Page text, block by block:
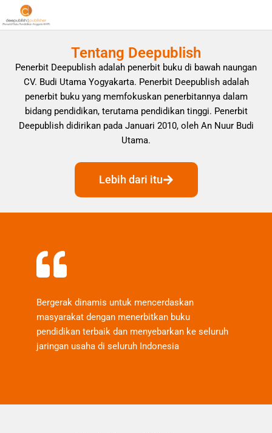
Tentang Deepublish
Penerbit Deepublish adalah penerbit buku di bawah naungan
CV. Budi Utama Yogyakarta. Penerbit Deepublish adalah
penerbit buku yang memfokuskan penerbitannya dalam
bidang pendidikan, terutama pendidikan tinggi. Penerbit
Deepublish didirikan pada Januari 2010, oleh An Nuur Budi
Utama.
Lebih dari itu
Bergerak dinamis untuk mencerdaskan
masyarakat dengan menerbitkan buku
pendidikan terbaik dan menyebarkan ke seluruh
jaringan usaha di seluruh Indonesia